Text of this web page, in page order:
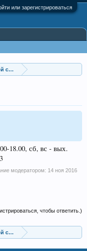
или зарегистрироваться
сигнализации
18.00, сб, вс - вых.
модератором: 14 ноя 2016
чтобы ответить.)
сигнализации